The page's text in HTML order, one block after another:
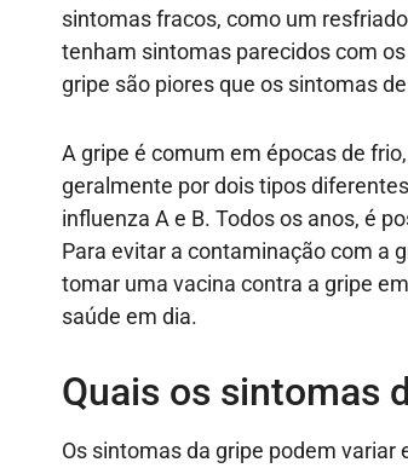
sintomas fracos, como um
tenham sintomas parecidos com
gripe são piores que os sintomas
A gripe é comum em épocas de
geralmente por dois tipos
influenza A e B. Todos os anos, é
Para evitar a contaminação com a
tomar uma vacina contra a gripe
saúde em dia.
Quais os sintomas
Os sintomas da gripe podem